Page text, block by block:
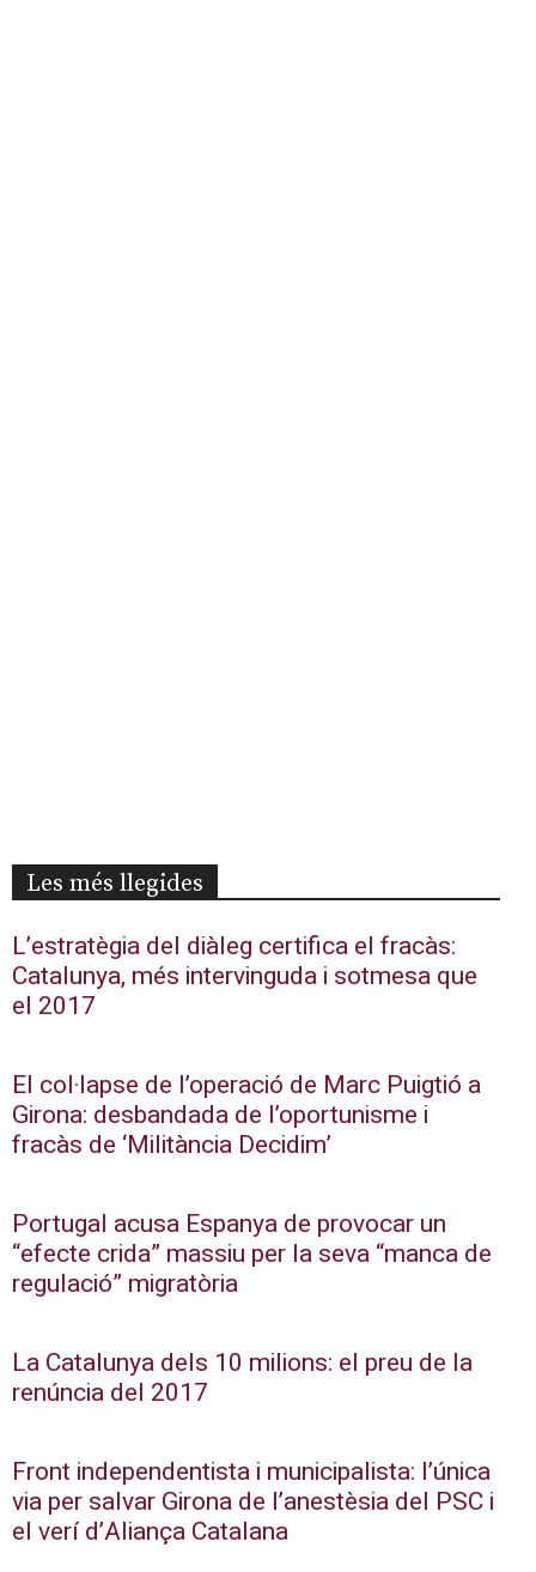
Les més llegides
L’estratègia del diàleg certifica el fracàs:
Catalunya, més intervinguda i sotmesa que
el 2017
El col·lapse de l’operació de Marc Puigtió a
Girona: desbandada de l’oportunisme i
fracàs de ‘Militància Decidim’
Portugal acusa Espanya de provocar un
“efecte crida” massiu per la seva “manca de
regulació” migratòria
La Catalunya dels 10 milions: el preu de la
renúncia del 2017
Front independentista i municipalista: l’única
via per salvar Girona de l’anestèsia del PSC i
el verí d’Aliança Catalana